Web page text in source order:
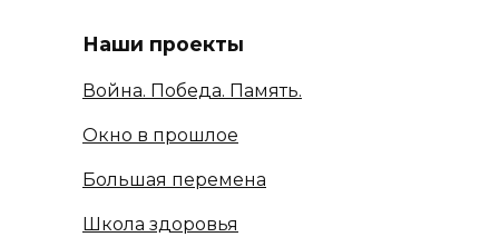
Наши проекты
Война. Победа. Память.
Окно в прошлое
Большая перемена
Школа здоровья